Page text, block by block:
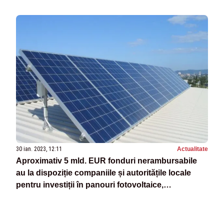
30 ian. 2023, 12:11 Actualitate
Aproximativ 5 mld. EUR fonduri nerambursabile
au la dispoziție companiile și autoritățile locale
pentru investiții în panouri fotovoltaice,